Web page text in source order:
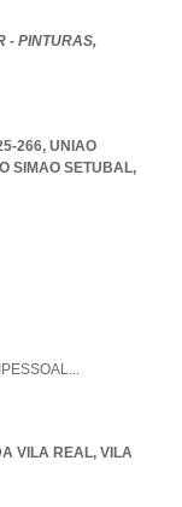
- PINTURAS,
266, UNIAO
SIMAO SETUBAL,
...
VILA REAL, VILA